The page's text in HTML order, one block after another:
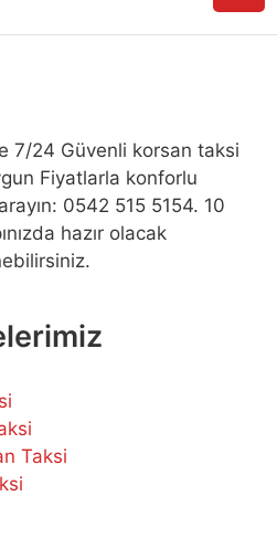
7/24 Güvenli korsan taksi
Fiyatlarla konforlu
0542 515 5154. 10
hazır olacak
Taksi